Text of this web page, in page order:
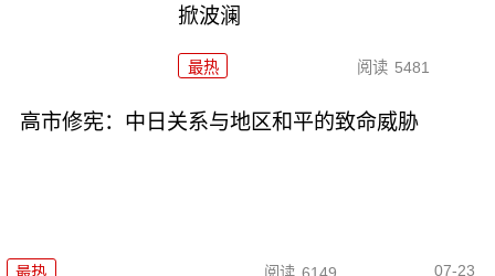
掀波澜
最热 阅读 5481
高市修宪：中日关系与地区和平的致命威胁
最热 阅读 6149 07-23